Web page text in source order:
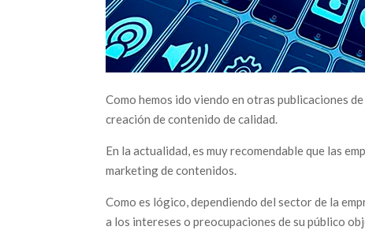
Como hemos ido viendo en otras publicaciones
creación de contenido de calidad.
En la actualidad, es muy recomendable que las
marketing de contenidos.
Como es lógico, dependiendo del sector de la
a los intereses o preocupaciones de su público